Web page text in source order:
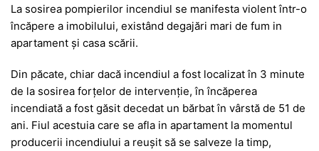
La sosirea pompierilor incendiul se manifesta violent într-o
încăpere a imobilului, existând degajări mari de fum in
apartament și casa scării.
Din păcate, chiar dacă incendiul a fost localizat în 3 minute
de la sosirea forțelor de intervenție, în încăperea
incendiată a fost găsit decedat un bărbat în vârstă de 51 de
ani. Fiul acestuia care se afla in apartament la momentul
producerii incendiului a reușit să se salveze la timp,